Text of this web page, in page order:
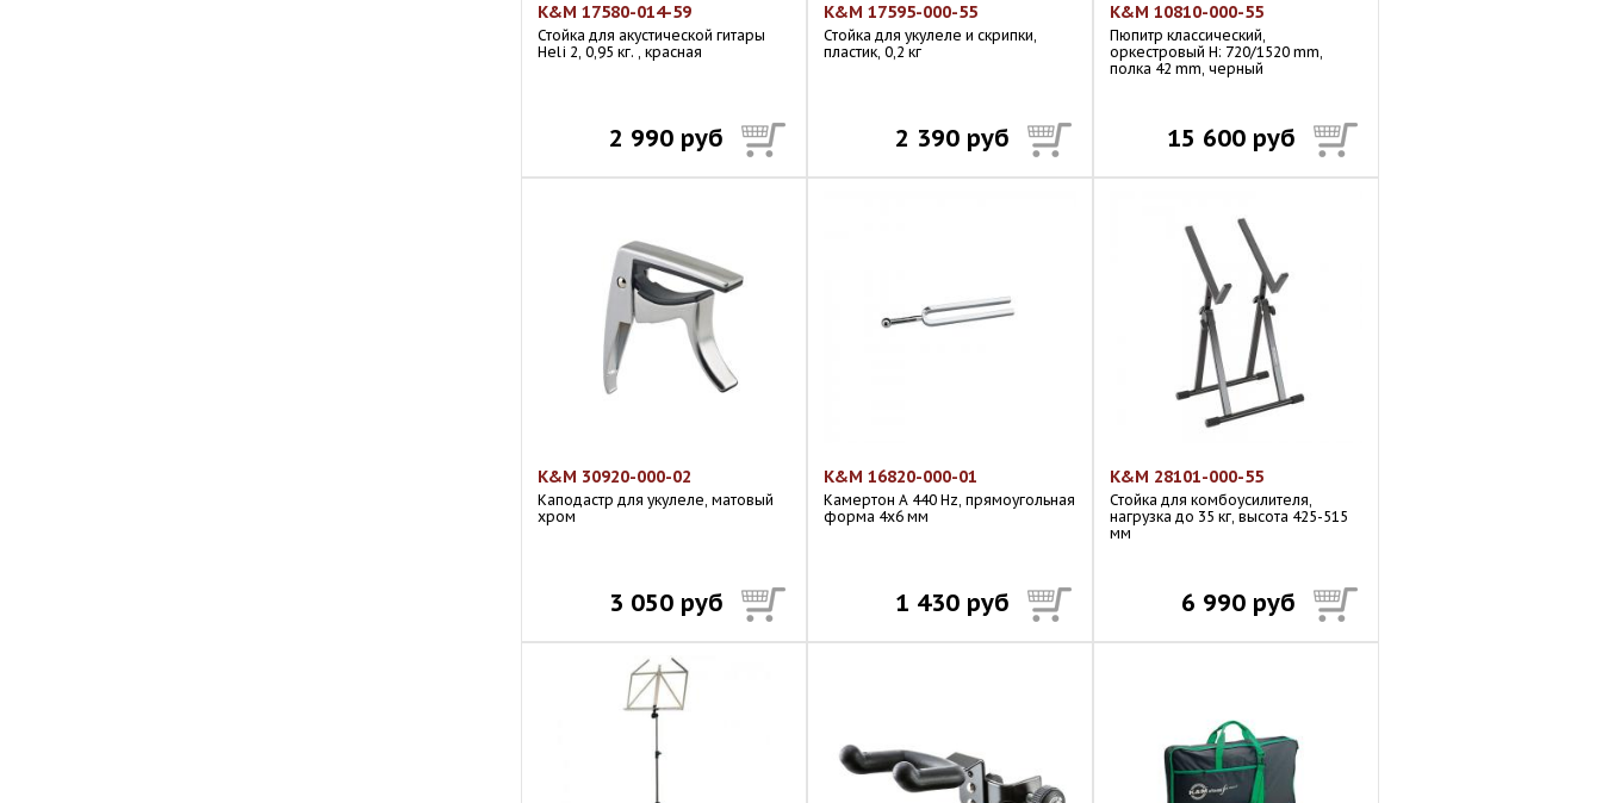
K&M 17580-014-59
Стойка для акустической гитары
Heli 2, 0,95 кг. , красная
2 990 руб
K&M 17595-000-55
Стойка для укулеле и скрипки,
пластик, 0,2 кг
2 390 руб
K&M 10810-000-55
Пюпитр классический,
оркестровый H: 720/1520 mm,
полка 42 mm, черный
15 600 руб
K&M 30920-000-02
Каподастр для укулеле, матовый
хром
3 050 руб
K&M 16820-000-01
Камертон A 440 Hz, прямоугольная
форма 4х6 мм
1 430 руб
K&M 28101-000-55
Стойка для комбоусилителя,
нагрузка до 35 кг, высота 425-515
мм
6 990 руб